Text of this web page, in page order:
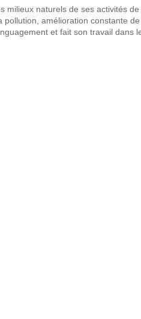
milieux naturels de ses activités
pollution, amélioration constante
et fait son travail dans